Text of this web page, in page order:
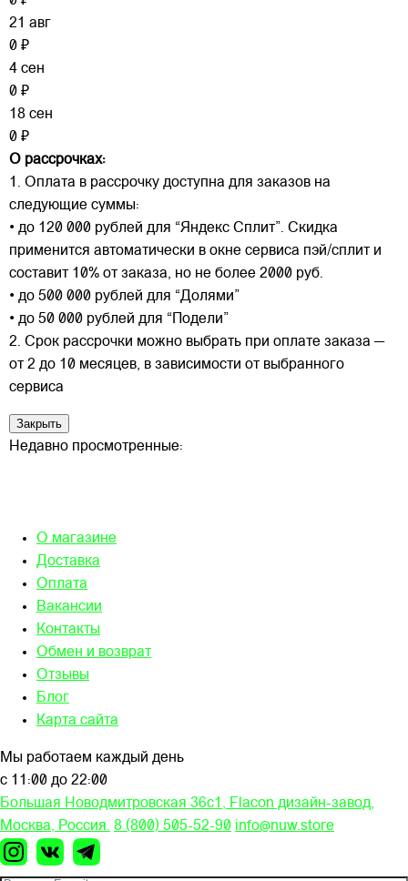
21 авг
0 ₽
4 сен
0 ₽
18 сен
0 ₽
О рассрочках:
1. Оплата в рассрочку доступна для заказов на
следующие суммы:
• до 120 000 рублей для “Яндекс Сплит”. Скидка
применится автоматически в окне сервиса пэй/сплит и
составит 10% от заказа, но не более 2000 руб.
• до 500 000 рублей для “Долями”
• до 50 000 рублей для “Подели”
2. Срок рассрочки можно выбрать при оплате заказа —
от 2 до 10 месяцев, в зависимости от выбранного
сервиса
Закрыть
Недавно просмотренные:
О магазине
Доставка
Оплата
Вакансии
Контакты
Обмен и возврат
Отзывы
Блог
Карта сайта
Мы работаем каждый день
с 11:00 до 22:00
Большая Новодмитровская 36c1, Flacon дизайн-завод,
Москва, Россия. 8 (800) 505-52-90 info@nuw.store